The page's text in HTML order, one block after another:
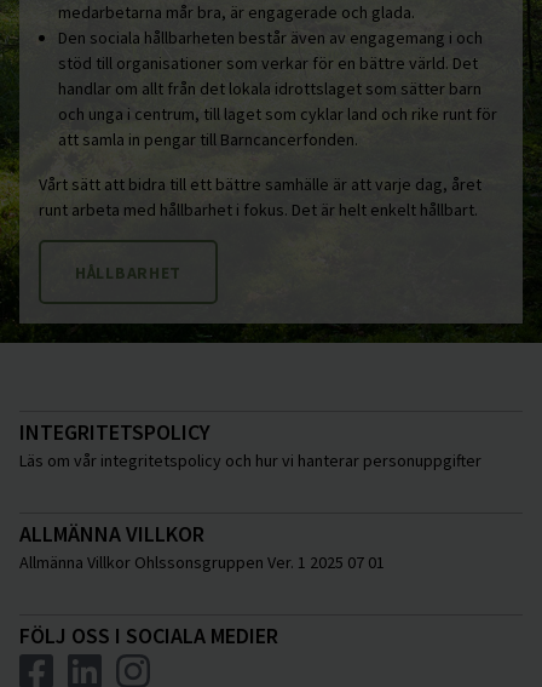
medarbetarna mår bra, är engagerade och glada.
Den sociala hållbarheten består även av engagemang i och
stöd till organisationer som verkar för en bättre värld. Det
handlar om allt från det lokala idrottslaget som sätter barn
och unga i centrum, till laget som cyklar land och rike runt för
att samla in pengar till Barncancerfonden.
Vårt sätt att bidra till ett bättre samhälle är att varje dag, året
runt arbeta med hållbarhet i fokus. Det är helt enkelt hållbart.
HÅLLBARHET
INTEGRITETSPOLICY
Läs om vår integritetspolicy och hur vi hanterar personuppgifter
ALLMÄNNA VILLKOR
Allmänna Villkor Ohlssonsgruppen Ver. 1 2025 07 01
FÖLJ OSS I SOCIALA MEDIER